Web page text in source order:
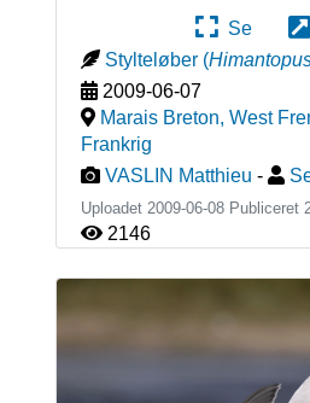
Se
Stylteløber (
2009-06-07
Marais Breton, West
Frankrig
VASLIN Matthieu -
Uploadet 2009-06-08 Publiceret
2146